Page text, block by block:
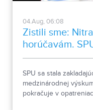
04.Aug, 06:08
Zistili sme:
horúčavám.
medzinárodnej
SPU sa stala
medzinárodnej
pokračuje v